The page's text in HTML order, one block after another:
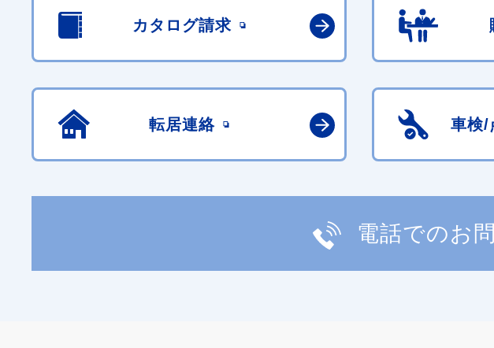
カタログ請求
転居連絡 車検/
電話でのお